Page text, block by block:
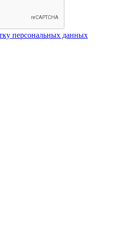
персональных данных